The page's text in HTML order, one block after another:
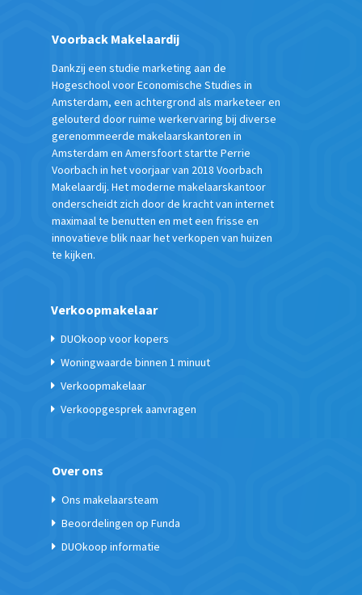
Voorback Makelaardij
Dankzij een studie marketing aan de
Hogeschool voor Economische Studies in
Amsterdam, een achtergrond als marketeer en
gelouterd door ruime werkervaring bij diverse
gerenommeerde makelaarskantoren in
Amsterdam en Amersfoort startte Perrie
Voorbach in het voorjaar van 2018 Voorbach
Makelaardij. Het moderne makelaarskantoor
onderscheidt zich door de kracht van internet
maximaal te benutten en met een frisse en
innovatieve blik naar het verkopen van huizen
te kijken.
Verkoopmakelaar
DUOkoop voor kopers
Woningwaarde binnen 1 minuut
Verkoopmakelaar
Verkoopgesprek aanvragen
Over ons
Ons makelaarsteam
Beoordelingen op Funda
DUOkoop informatie